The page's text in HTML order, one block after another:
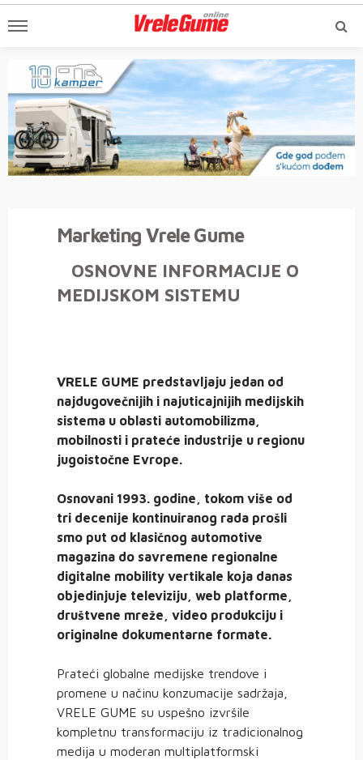
Marketing Vrele Gume
OSNOVNE INFORMACIJE O
MEDIJSKOM SISTEMU
VRELE GUME predstavljaju jedan od
najdugovečnijih i najuticajnijih medijskih
sistema u oblasti automobilizma,
mobilnosti i prateće industrije u regionu
jugoistočne Evrope.
Osnovani 1993. godine, tokom više od
tri decenije kontinuiranog rada prošli
smo put od klasičnog automotive
magazina do savremene regionalne
digitalne mobility vertikale koja danas
objedinjuje televiziju, web platforme,
društvene mreže, video produkciju i
originalne dokumentarne formate.
Prateći globalne medijske trendove i
promene u načinu konzumacije sadržaja,
VRELE GUME su uspešno izvršile
kompletnu transformaciju iz tradicionalnog
medija u moderan multiplatformski